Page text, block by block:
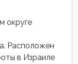
округе
Расположен
в Израиле